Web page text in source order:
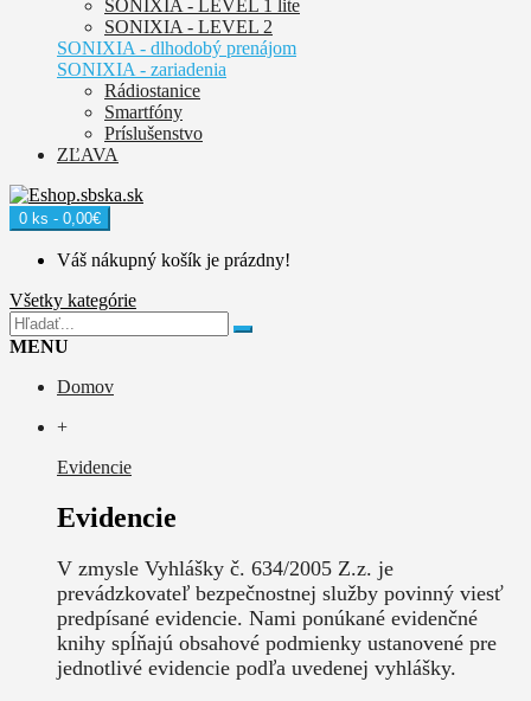
SONIXIA - LEVEL 1 lite
SONIXIA - LEVEL 2
SONIXIA - dlhodobý prenájom
SONIXIA - zariadenia
Rádiostanice
Smartfóny
Príslušenstvo
ZĽAVA
0 ks - 0,00€
Váš nákupný košík je prázdny!
Všetky kategórie
MENU
Domov
+
Evidencie
Evidencie
V zmysle Vyhlášky č. 634/2005 Z.z. je
prevádzkovateľ bezpečnostnej služby povinný viesť
predpísané evidencie. Nami ponúkané evidenčné
knihy spĺňajú obsahové podmienky ustanovené pre
jednotlivé evidencie podľa uvedenej vyhlášky.